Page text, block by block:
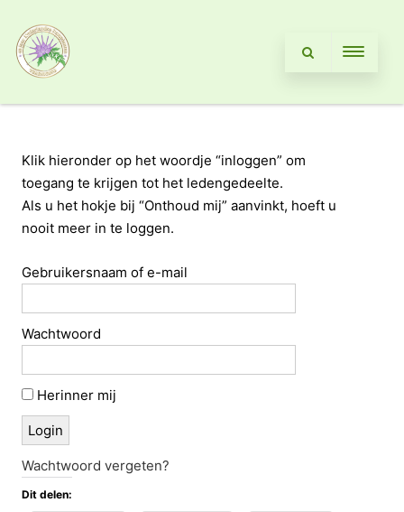
Klik hieronder op het woordje “inloggen” om
toegang te krijgen tot het ledengedeelte.
Als u het hokje bij “Onthoud mij” aanvinkt, hoeft u
nooit meer in te loggen.
Gebruikersnaam of e-mail
Wachtwoord
Herinner mij
Wachtwoord vergeten?
Dit delen: